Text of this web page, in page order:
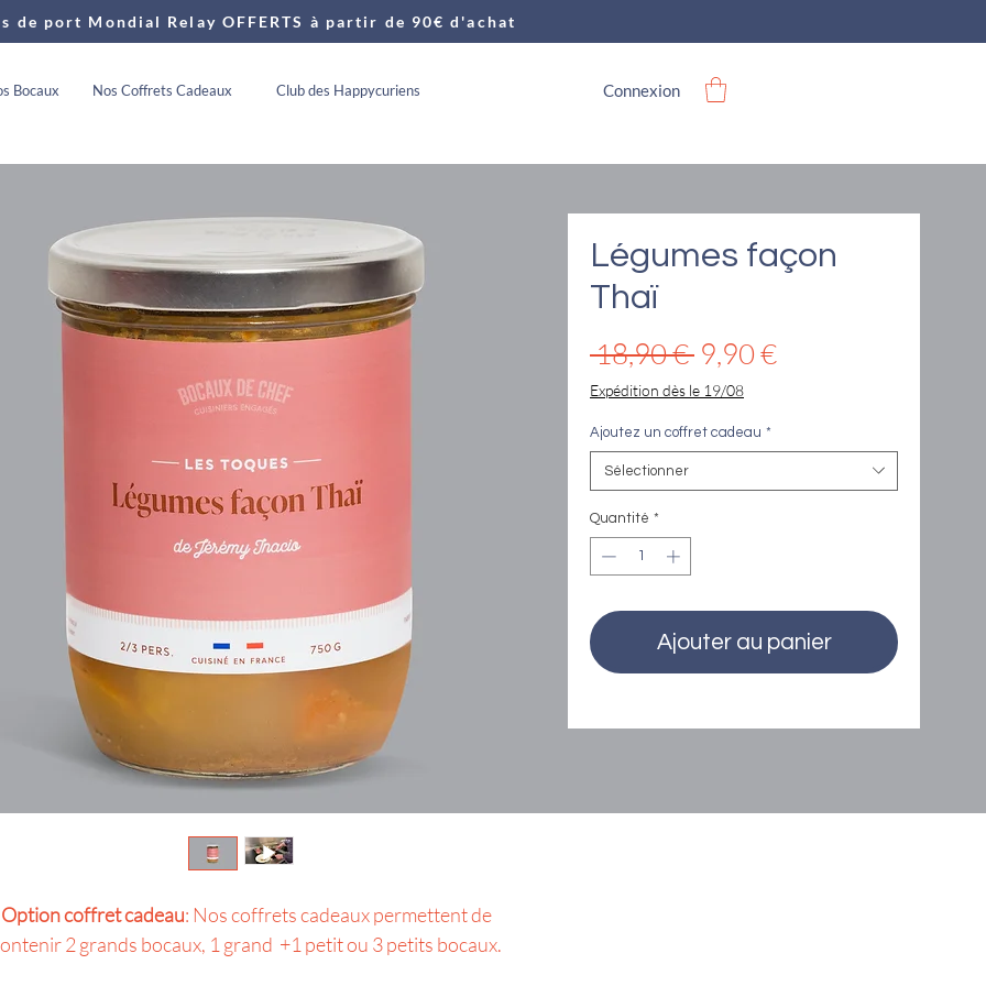
de port Mondial Relay OFFERTS à partir de 90€ d'achat
Bocaux Nos Coffrets Cadeaux Club des Happycuriens Connexion
Légumes façon
Thaï
18,90 € Prix
original
9,90 €Prix
Expédition dès le 19/08
Ajoutez un coffret cadeau *
Sélectionner
Quantité *
Ajouter au panier
Option coffret cadeau: Nos coffrets cadeaux permettent de
2 grands bocaux, 1 grand +1 petit ou 3 petits bocaux.